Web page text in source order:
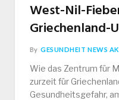
West-Nil-
Griechenland-
By GESUNDHEIT NEWS
Wie das Zentrum für
zurzeit für
Gesundheitsgefahr,